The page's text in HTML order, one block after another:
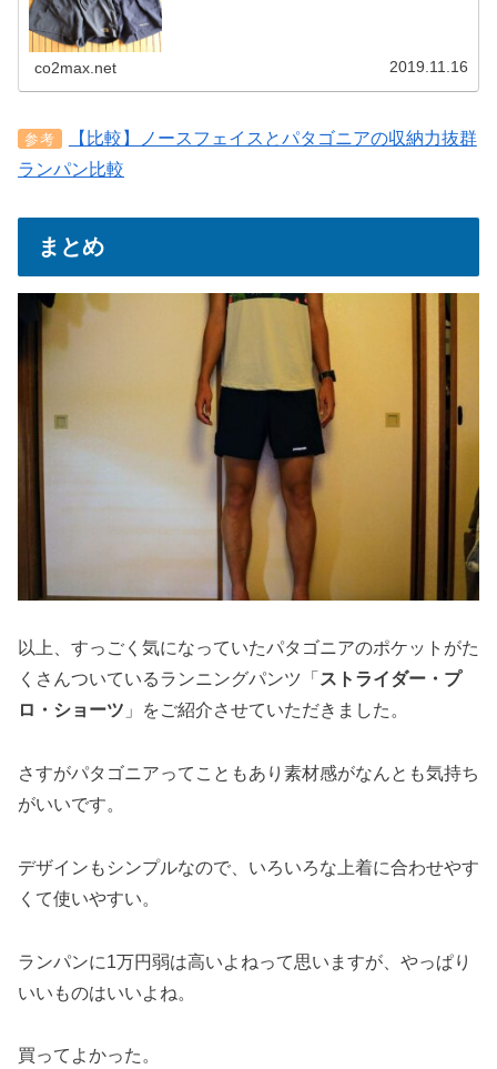
co2max.net 2019.11.16
参考
【比較】ノースフェイスとパタゴニアの収納力抜群
ランパン比較
まとめ
以上、すっごく気になっていたパタゴニアのポケットがた
くさんついているランニングパンツ「 ストライダー・プ
ロ・ショーツ 」をご紹介させていただきました。
さすがパタゴニアってこともあり素材感がなんとも気持ち
がいいです。
デザインもシンプルなので、いろいろな上着に合わせやす
くて使いやすい。
ランパンに1万円弱は高いよねって思いますが、やっぱり
いいものはいいよね。
買ってよかった。